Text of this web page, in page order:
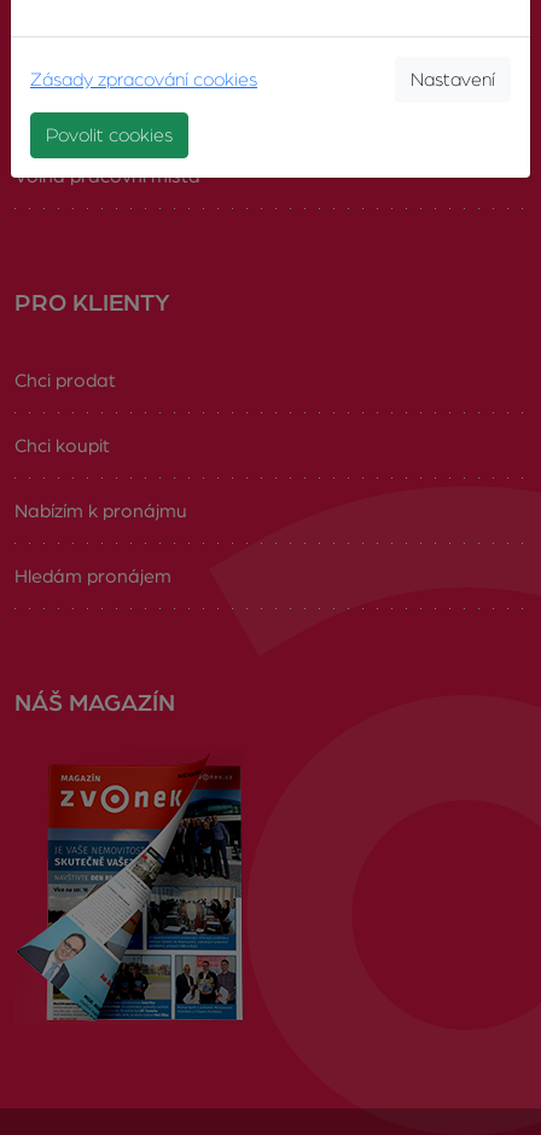
Náš tým
Volná pracovní místa
PRO KLIENTY
Chci prodat
Chci koupit
Nabízím k pronájmu
Hledám pronájem
NÁŠ MAGAZÍN
Zásady zpracování cookies Nastavení
Povolit cookies